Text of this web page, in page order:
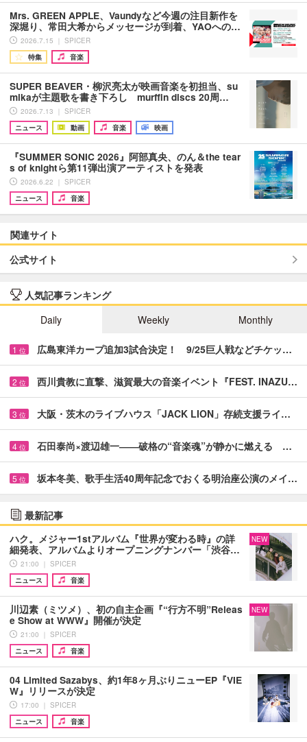
Mrs. GREEN APPLE、Vaundyなど今週の注目新作を
深堀り、常田大希からメッセージが到着、YAOへの…
2026.7.15 ｜ SPICER
特集
音楽
SUPER BEAVER・柳沢亮太が映画音楽を初担当、su
mikaが主題歌を書き下ろし murffin discs 20周…
2026.7.13 ｜ SPICER
ニュース
動画 音楽 映画
『SUMMER SONIC 2026』阿部真央、のん＆the tear
s of knightら第11弾出演アーティストを発表
2026.6.22 ｜ SPICER
ニュース
音楽
関連サイト
公式サイト
人気記事ランキング
Daily
Weekly Monthly
1 位 広島東洋カープ追加3試合決定！ 9/25巨人戦などチケッ…
2 位 西川貴教に直撃、滋賀最大の音楽イベント『FEST. INAZU…
3 位 大阪・茨木のライブハウス「JACK LION」存続支援ライ…
4 位 石田泰尚×渡辺雄一――破格の“音楽魂”が静かに燃える …
5 位 坂本冬美、歌手生活40周年記念でおくる明治座公演のメイ…
最新記事
ハク。メジャー1stアルバム『世界が変わる時』の詳
細発表、アルバムよりオープニングナンバー「渋谷…
21:00 ｜ SPICER
ニュース
音楽
NEW
川辺素（ミツメ）、初の自主企画『“行方不明”Releas
e Show at WWW』開催が決定
21:00 ｜ SPICER
ニュース
音楽
NEW
04 Limited Sazabys、約1年8ヶ月ぶりニューEP『VIE
W』リリースが決定
17:00 ｜ SPICER
ニュース
音楽